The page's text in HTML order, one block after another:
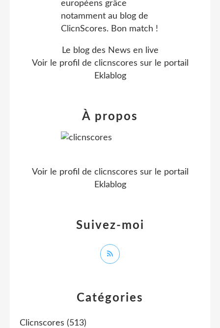
Catégories
Clicnscores (513)
Le blog des News en live
Voir le profil de clicnscores sur le portail
Eklablog
Suivez-moi
À propos
Voir le profil de clicnscores sur le portail
Eklablog